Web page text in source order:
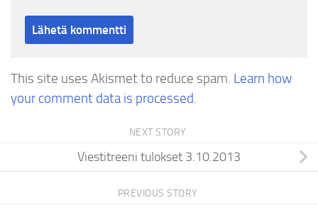
This site uses Akismet to reduce spam. Learn how
your comment data is processed.
NEXT STORY
Viestitreeni tulokset 3.10.2013
PREVIOUS STORY